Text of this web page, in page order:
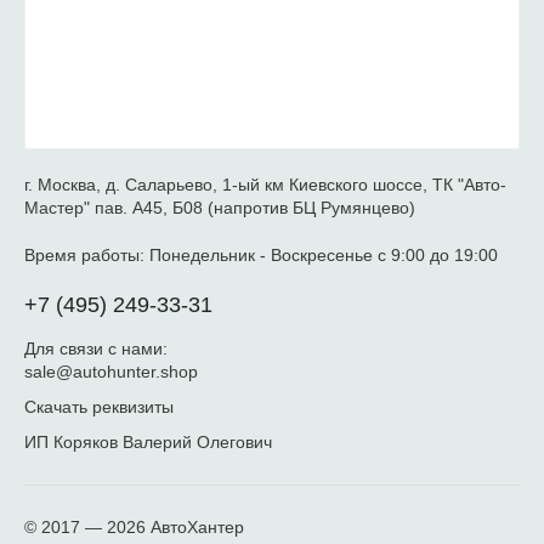
г. Москва, д. Саларьево, 1-ый км Киевского шоссе, ТК "Авто-
Мастер" пав. А45, Б08 (напротив БЦ Румянцево)
Время работы: Понедельник - Воскресенье с 9:00 до 19:00
+7 (495) 249-33-31
Для связи с нами:
sale@autohunter.shop
Скачать реквизиты
ИП Коряков Валерий Олегович
© 2017 — 2026 АвтоХантер